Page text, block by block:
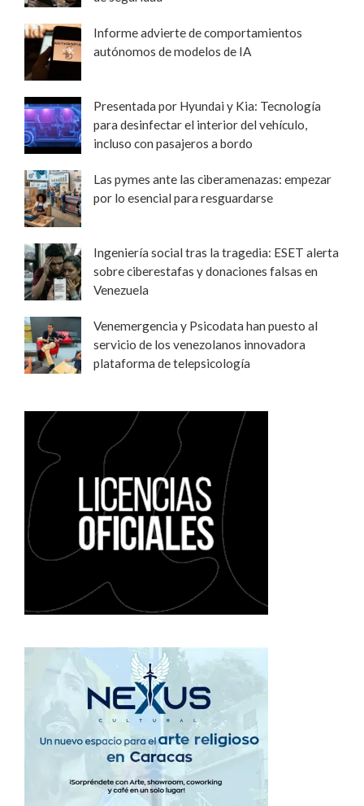
Informe advierte de comportamientos
autónomos de modelos de IA
Presentada por Hyundai y Kia: Tecnología
para desinfectar el interior del vehículo,
incluso con pasajeros a bordo
Las pymes ante las ciberamenazas: empezar
por lo esencial para resguardarse
Ingeniería social tras la tragedia: ESET alerta
sobre ciberestafas y donaciones falsas en
Venezuela
Venemergencia y Psicodata han puesto al
servicio de los venezolanos innovadora
plataforma de telepsicología